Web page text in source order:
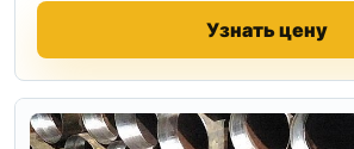
Узнать цену